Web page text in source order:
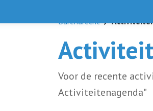
Barendrecht
Voor de recente